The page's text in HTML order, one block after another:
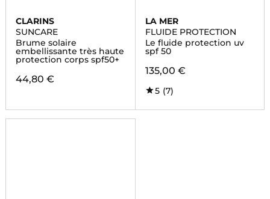
CLARINS
SUNCARE
Brume solaire
embellissante très haute
protection corps spf50+
44,80 €
LA MER
FLUIDE PROTECTION
Le fluide protection uv
spf 50
135,00 €
5 (7)